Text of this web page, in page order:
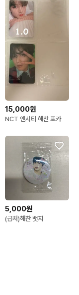
15,000원
NCT 엔시티 해찬 포카
5,000원
(급처)해찬 뱃지